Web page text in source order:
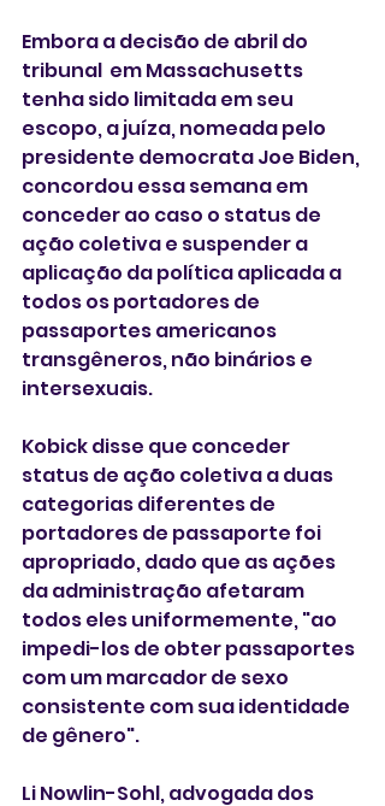
Embora a decisão de abril do
tribunal  em Massachusetts
tenha sido limitada em seu
escopo, a juíza, nomeada pelo
presidente democrata Joe Biden,
concordou essa semana em
conceder ao caso o status de
ação coletiva e suspender a
aplicação da política aplicada a
todos os portadores de
passaportes americanos
transgêneros, não binários e
intersexuais.
Kobick disse que conceder
status de ação coletiva a duas
categorias diferentes de
portadores de passaporte foi
apropriado, dado que as ações
da administração afetaram
todos eles uniformemente, "ao
impedi-los de obter passaportes
com um marcador de sexo
consistente com sua identidade
de gênero".
Li Nowlin-Sohl, advogada dos